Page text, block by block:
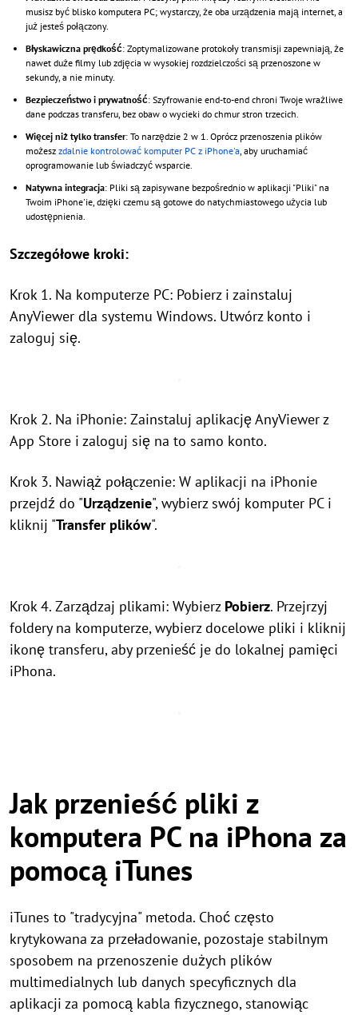
musisz być blisko komputera PC; wystarczy, że oba urządzenia mają internet, a
już jesteś połączony.
Błyskawiczna prędkość: Zoptymalizowane protokoły transmisji zapewniają, że
nawet duże filmy lub zdjęcia w wysokiej rozdzielczości są przenoszone w
sekundy, a nie minuty.
Bezpieczeństwo i prywatność: Szyfrowanie end-to-end chroni Twoje wrażliwe
dane podczas transferu, bez obaw o wycieki do chmur stron trzecich.
Więcej niż tylko transfer: To narzędzie 2 w 1. Oprócz przenoszenia plików
możesz zdalnie kontrolować komputer PC z iPhone'a, aby uruchamiać
oprogramowanie lub świadczyć wsparcie.
Natywna integracja: Pliki są zapisywane bezpośrednio w aplikacji "Pliki" na
Twoim iPhone'ie, dzięki czemu są gotowe do natychmiastowego użycia lub
udostępnienia.
Szczegółowe kroki:
Krok 1. Na komputerze PC: Pobierz i zainstaluj
AnyViewer dla systemu Windows. Utwórz konto i
zaloguj się.
Krok 2. Na iPhonie: Zainstaluj aplikację AnyViewer z
App Store i zaloguj się na to samo konto.
Krok 3. Nawiąż połączenie: W aplikacji na iPhonie
przejdź do "Urządzenie", wybierz swój komputer PC i
kliknij "Transfer plików".
Krok 4. Zarządzaj plikami: Wybierz Pobierz. Przejrzyj
foldery na komputerze, wybierz docelowe pliki i kliknij
ikonę transferu, aby przenieść je do lokalnej pamięci
iPhona.
Jak przenieść pliki z
komputera PC na iPhona za
pomocą iTunes
iTunes to "tradycyjna" metoda. Choć często
krytykowana za przeładowanie, pozostaje stabilnym
sposobem na przenoszenie dużych plików
multimedialnych lub danych specyficznych dla
aplikacji za pomocą kabla fizycznego, stanowiąc